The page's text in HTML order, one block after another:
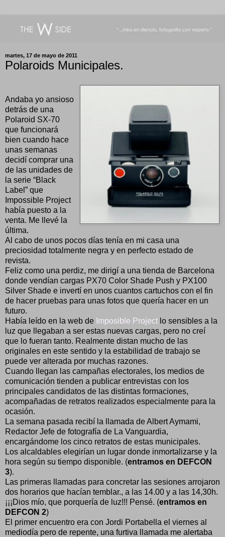
martes, 17 de mayo de 2011
Polaroids Municipales.
Andaba yo ansioso
detrás de una
Polaroid SX-70
que funcionará
bien cuando hace
unas semanas
decidí comprar una
de las unidades de
la serie “Black
Label” que
Impossible Project
había puesto a la
venta. Me llevé la
última.
Al cabo de unos pocos días tenía en mi casa una
preciosidad totalmente negra y en perfecto estado de
revista.
Feliz como una perdiz, me dirigí a una tienda de Barcelona
donde vendían cargas PX70 Color Shade Push y PX100
Silver Shade e invertí en unos cuantos cartuchos con el fin
de hacer pruebas para unas fotos que quería hacer en un
futuro.
Había leído en la web de Imposible Project lo sensibles a la
luz que llegaban a ser estas nuevas cargas, pero no creí
que lo fueran tanto. Realmente distan mucho de las
originales en este sentido y la estabilidad de trabajo se
puede ver alterada por muchas razones.
Cuando llegan las campañas electorales, los medios de
comunicación tienden a publicar entrevistas con los
principales candidatos de las distintas formaciones,
acompañadas de retratos realizados especialmente para la
ocasión.
La semana pasada recibí la llamada de Albert Aymami,
Redactor Jefe de fotografía de La Vanguardia,
encargándome los cinco retratos de estas municipales.
Los alcaldables elegirían un lugar donde inmortalizarse y la
hora según su tiempo disponible. (entramos en DEFCON
3).
Las primeras llamadas para concretar las sesiones arrojaron
dos horarios que hacían temblar., a las 14.00 y a las 14,30h.
¡¡¡Dios mío, que porquería de luz!!! Pensé. (entramos en
DEFCON 2)
El primer encuentro era con Jordi Portabella el viernes al
mediodía pero de repente, una furtiva llamada me alertaba